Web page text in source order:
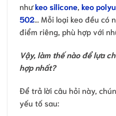
nhưkeo silicone keo
502 … Mỗi loại keo đều
điểm riêng, phù hợp với
Vậy, làm thế nào để lựa
hợp nhất?
Để trả lời câu hỏi này,
yếu tố sau: